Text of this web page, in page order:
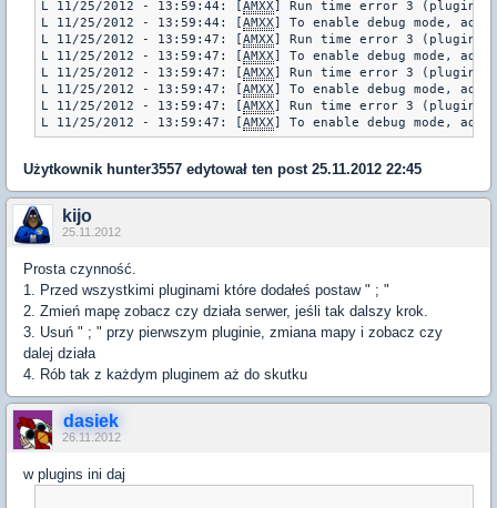
L 11/25/2012 - 13:59:44: [AMXX] Run time error 3 (plugin
L 11/25/2012 - 13:59:44: [AMXX] To enable debug mode,
L 11/25/2012 - 13:59:47: [AMXX] Run time error 3 (plugin
L 11/25/2012 - 13:59:47: [AMXX] To enable debug mode,
L 11/25/2012 - 13:59:47: [AMXX] Run time error 3 (plugin
L 11/25/2012 - 13:59:47: [AMXX] To enable debug mode,
L 11/25/2012 - 13:59:47: [AMXX] Run time error 3 (plugin
L 11/25/2012 - 13:59:47: [AMXX
Użytkownik hunter3557 edytował ten post 25.11.2012 22:45
kijo
25.11.2012
Prosta czynność.
1. Przed wszystkimi pluginami które dodałeś postaw " ; "
2. Zmień mapę zobacz czy działa serwer, jeśli tak dalszy krok.
3. Usuń " ; " przy pierwszym pluginie, zmiana mapy i zobacz czy
dalej działa
4. Rób tak z każdym pluginem aż do skutku
dasiek
26.11.2012
w plugins ini daj